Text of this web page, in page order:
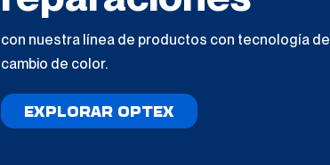
con nuestra línea de productos con tecnología de
cambio de color.
EXPLORAR OPTEX